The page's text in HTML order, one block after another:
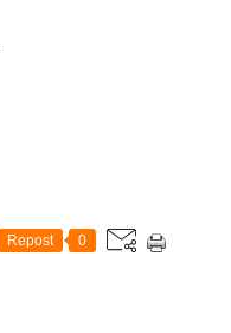
Repost 0